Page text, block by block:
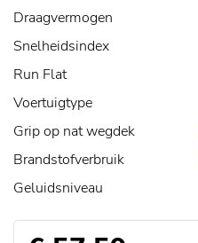
Draagvermogen
Snelheidsindex
Run Flat
Voertuigtype
Grip op nat wegdek
Brandstofverbruik
Geluidsniveau